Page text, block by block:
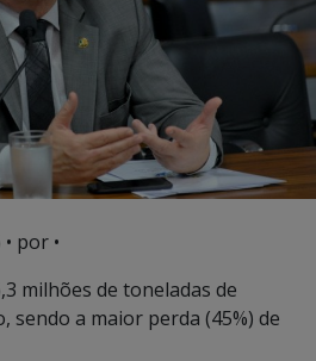
• por •
milhões de toneladas de
sendo a maior perda (45%) de